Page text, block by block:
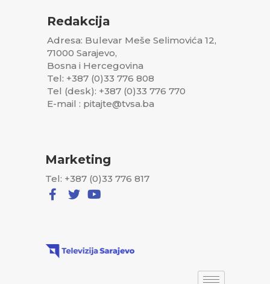
Redakcija
Adresa: Bulevar Meše Selimovića 12,
71000 Sarajevo,
Bosna i Hercegovina
Tel: +387 (0)33 776 808
Tel (desk): +387 (0)33 776 770
E-mail : pitajte@tvsa.ba
Marketing
Tel: +387 (0)33 776 817